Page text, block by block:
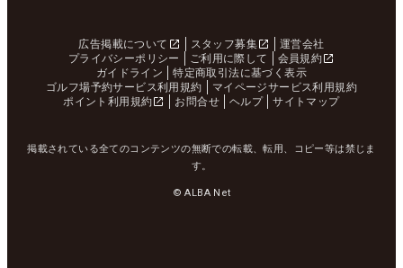
広告掲載について スタッフ募集
運営会社
プライバシーポリシー
ご利用に際して
会員規約
ガイドライン
特定商取引法に基づく表示
ゴルフ場予約サービス利用規約
マイページサービス利用規約
ポイント利用規約
お問合せ ヘルプ サイトマップ
掲載されている全てのコンテンツの無断での転載、転用、コピー等は禁じま
す。
© ALBA Net